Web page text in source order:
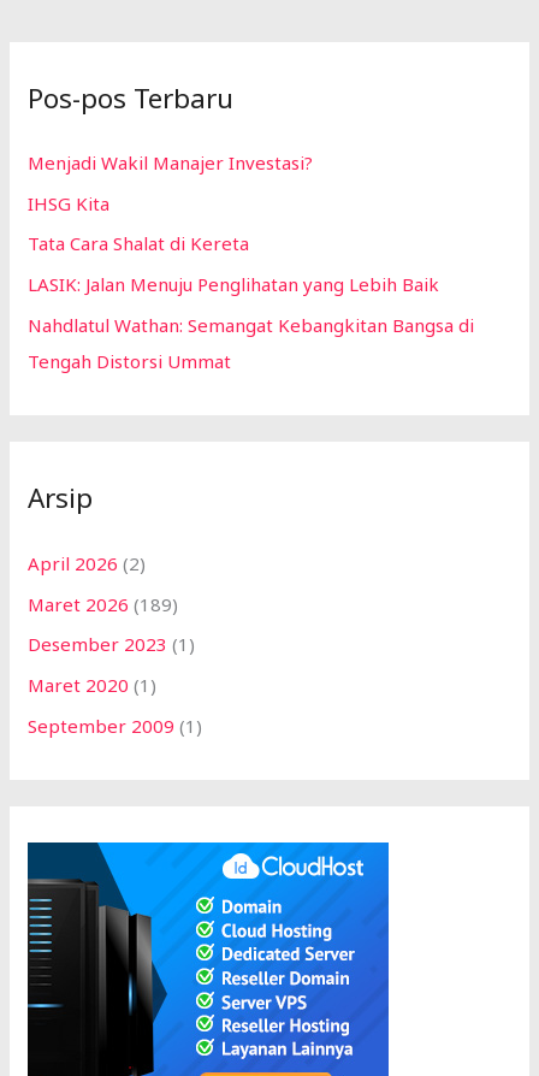
Pos-pos Terbaru
Menjadi Wakil Manajer Investasi?
IHSG Kita
Tata Cara Shalat di Kereta
LASIK: Jalan Menuju Penglihatan yang Lebih Baik
Nahdlatul Wathan: Semangat Kebangkitan Bangsa di
Tengah Distorsi Ummat
Arsip
April 2026 (2)
Maret 2026 (189)
Desember 2023 (1)
Maret 2020 (1)
September 2009 (1)